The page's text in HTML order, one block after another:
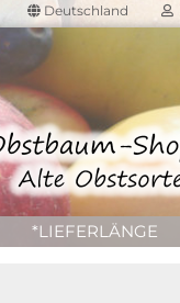
Deutschland
*LIEFERLÄNGE